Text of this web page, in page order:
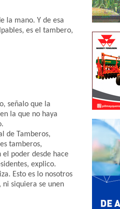
la mano. Y de esa
es el tambero,
señalo que la
la que no haya
de Tamberos,
tamberos,
el poder desde hace
explico.
Esto es lo nosotros
siquiera se unen